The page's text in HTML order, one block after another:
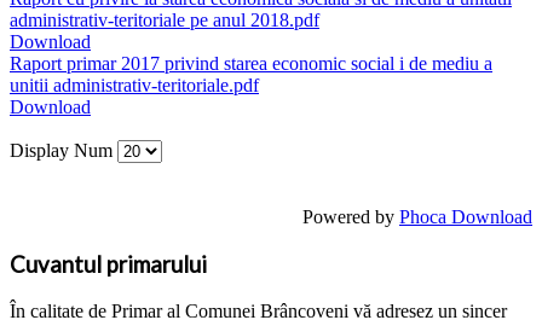
administrativ-teritoriale pe anul 2018.pdf
Download
Raport primar 2017 privind starea economic social i de mediu a
unitii administrativ-teritoriale.pdf
Download
Display Num
Powered by Phoca Download
Cuvantul primarului
În calitate de Primar al Comunei Brâncoveni vă adresez un sincer